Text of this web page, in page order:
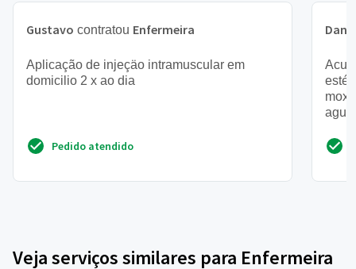
Gustavo contratou Enfermeira
Aplicação de injeçäo intramuscular em
domicilio 2 x ao dia
Pedido atendido
Veja serviços similares para Enfermeira